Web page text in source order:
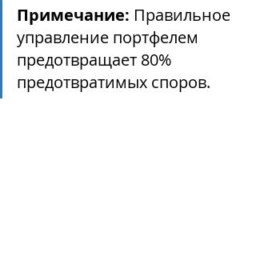
Примечание: Правильное
управление портфелем
предотвращает 80%
предотвратимых споров.